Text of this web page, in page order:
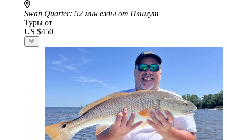
Swan Quarter: 52 мин езды от Плимут
Туры от
US $450